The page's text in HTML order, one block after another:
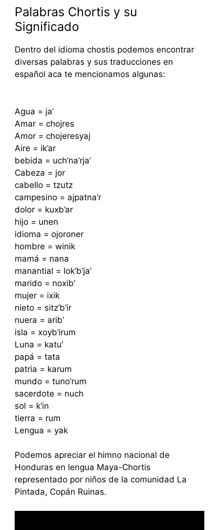
Palabras Chortis y su
Significado
Dentro del idioma chostis podemos encontrar
diversas palabras y sus traducciones en
español aca te mencionamos algunas:
Agua = ja’
Amar = chojres
Amor = chojeresyaj
Aire = ik’ar
bebida = uch’na’rja’
Cabeza = jor
cabello = tzutz
campesino = ajpatna’r
dolor = kuxb’ar
hijo = unen
idioma = ojoroner
hombre = winik
mamá = nana
manantial = lok’b’ja’
marido = noxib’
mujer = ixik
nieto = sitz’b’ir
nuera = arib’
isla = xoyb’irum
Luna = katu’
papá = tata
patria = karum
mundo = tuno’rum
sacerdote = nuch
sol = k’in
tierra = rum
Lengua = yak
Podemos apreciar el himno nacional de
Honduras en lengua Maya-Chortis
representado por niños de la comunidad La
Pintada, Copán Ruinas.